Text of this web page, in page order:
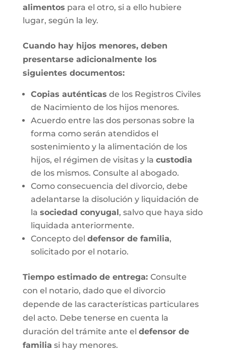
alimentos para el otro, si a ello hubiere
lugar, según la ley.
Cuando hay hijos menores, deben
presentarse adicionalmente los
siguientes documentos:
Copias auténticas de los Registros Civiles
de Nacimiento de los hijos menores.
Acuerdo entre las dos personas sobre la
forma como serán atendidos el
sostenimiento y la alimentación de los
hijos, el régimen de visitas y la custodia
de los mismos. Consulte al abogado.
Como consecuencia del divorcio, debe
adelantarse la disolución y liquidación de
la sociedad conyugal, salvo que haya sido
liquidada anteriormente.
Concepto del defensor de familia,
solicitado por el notario.
Tiempo estimado de entrega: Consulte
con el notario, dado que el divorcio
depende de las características particulares
del acto. Debe tenerse en cuenta la
duración del trámite ante el defensor de
familia si hay menores.